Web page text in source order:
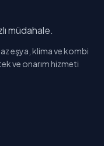
müdahale.
eşya, klima ve kombi
ve onarım hizmeti